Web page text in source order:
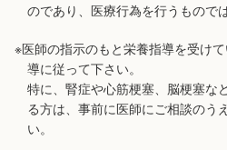
のであり、医療行為を行うもので
※医師の指示のもと栄養指導を受け
導に従って下さい。
特に、腎症や心筋梗塞、脳梗塞な
る方は、事前に医師にご相談のう
い。